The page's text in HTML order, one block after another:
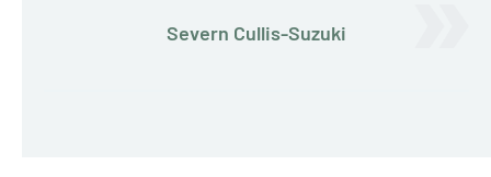
Severn Cullis-Suzuki